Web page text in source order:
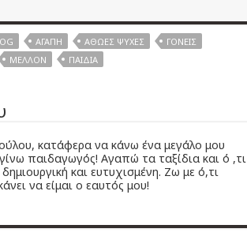
ΑΓΆΠΗ ΑΘΏΕΣ ΨΥΧΈΣ
ΓΟΝΕΊΣ
ΜΈΛΛΟΝ ΠΑΙΔΙΆ
κατάφερα να κάνω ένα μεγάλο μου
παιδαγωγός! Αγαπώ τα ταξίδια και ό ,τι
και ευτυχισμένη. Ζω με ό,τι
να είμαι ο εαυτός μου!